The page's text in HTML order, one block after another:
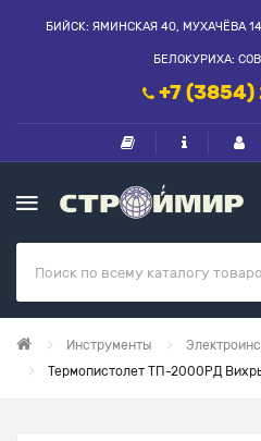
БИЙСК: ЯМИНСКАЯ 40, МУХАЧЁВА
БЕЛОКУРИХА:
+7
Инструменты
Термопистолет ТП-2000РД